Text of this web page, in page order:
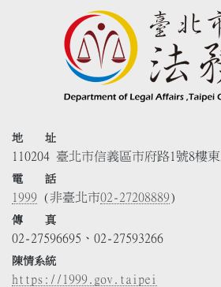
地 址
110204 臺北市信義區市府路1號8樓
電 話
1999 (非臺北市02-27208889)
傳 真
02-27596695、02-27593266
陳情系統
https://1999.gov.taipei